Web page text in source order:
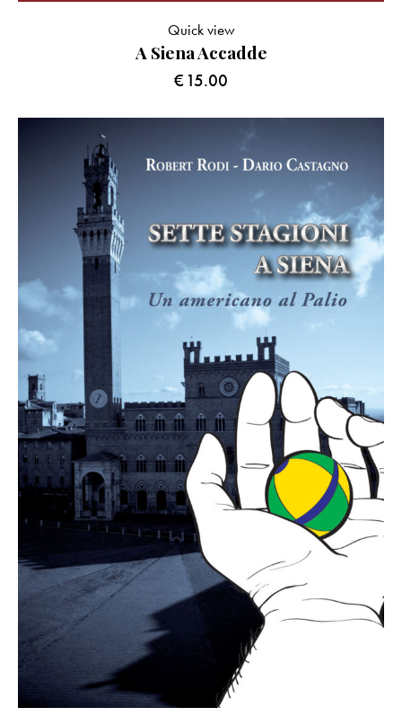
A Siena Accadde
€15.00
Quick view